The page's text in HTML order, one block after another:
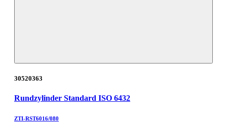
30520363
Rundzylinder Standard ISO 6432
ZTI-RST6016/080